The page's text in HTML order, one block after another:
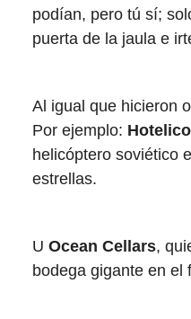
podían, pero tú sí;
puerta de la jaula e
Al igual que hicieron
Por ejemplo:
helicóptero soviético
estrellas.
U Ocean Cellars,
bodega gigante en el